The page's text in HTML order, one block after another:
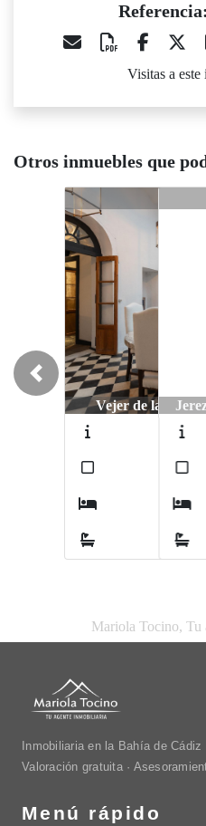
Visitas a
Otros inmuebles que
567-567V
Jerez de la
Previous
Mariola Tocino, Tu
Inmobiliaria en la Bahía de Cádiz
Valoración gratuita ·
Menú rápido